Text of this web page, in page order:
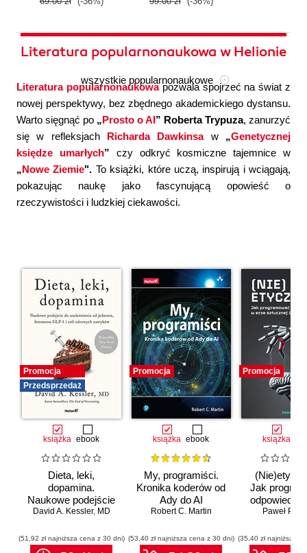
Literatura popularnonaukowa w Helionie
Literatura popularnonaukowapozwala spojrzeć na świat z
nowej perspektywy, bez zbędnego akademickiego dystansu.
Warto sięgnąć po „Prosto o AI” Roberta Trypuza, zanurzyć
się w refleksjach Richarda Dawkinsaw „Genetycznej
księdze umarłych” czy odkryć kosmiczne tajemnice w
„Nowe Ziemie". To książki, które uczą, inspirują i wciągają,
pokazując naukę jako fascynującą opowieść o
rzeczywistości i ludzkiej ciekawości.
wszystkie popularnonaukowe
Promocja
Przedsprzedaż
książka ebook
Dieta, leki,
dopamina.
Naukowe podejście
do uzależnienia od
GLP-1 i roli
zdrowych nawyków
David A. Kessler, MD
(51,92 zł najniższa cena z 30 dni)
Promocja
książka ebook
My, programiści.
Kronika koderów od
Ady do AI
Robert C. Martin
(53,40 zł najniższa cena z 30 dni)
Promocja
książka
Jak
erze
Paweł
(35,40 zł najniższa